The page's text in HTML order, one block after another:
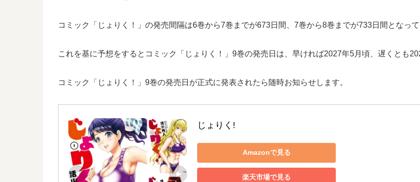
コミック「じょりく！」の発売間隔は6巻から7巻までが673日間、7巻から8巻までが733日間となって
これを基に予想をするとコミック「じょりく！」9巻の発売日は、早ければ2027年5月頃、遅くとも
コミック「じょりく！」9巻の発売日が正式に発表されたら随時お知らせします。
じょりく!
Amazonで見る
楽天市場で見る